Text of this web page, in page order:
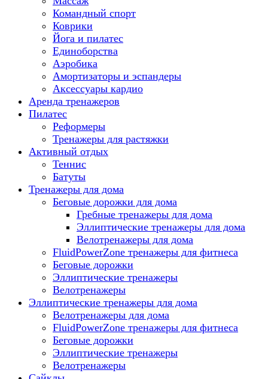
Командный спорт
Коврики
Йога и пилатес
Единоборства
Аэробика
Амортизаторы и эспандеры
Аксессуары кардио
Аренда тренажеров
Пилатес
Реформеры
Тренажеры для растяжки
Активный отдых
Теннис
Батуты
Тренажеры для дома
Беговые дорожки для дома
Гребные тренажеры для дома
Эллиптические тренажеры для дома
Велотренажеры для дома
FluidPowerZone тренажеры для фитнеса
Беговые дорожки
Эллиптические тренажеры
Велотренажеры
Эллиптические тренажеры для дома
Велотренажеры для дома
FluidPowerZone тренажеры для фитнеса
Беговые дорожки
Эллиптические тренажеры
Велотренажеры